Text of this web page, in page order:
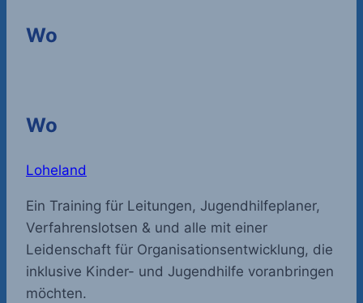
Wo
Wo
Loheland
Ein Training für Leitungen, Jugendhilfeplaner,
Verfahrenslotsen & und alle mit einer
Leidenschaft für Organisationsentwicklung, die
inklusive Kinder- und Jugendhilfe voranbringen
möchten.